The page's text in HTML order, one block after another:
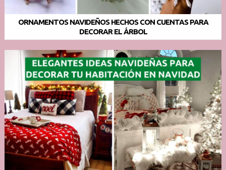
ORNAMENTOS NAVIDEÑOS HECHOS CON CUENTAS PARA
DECORAR EL ÁRBOL